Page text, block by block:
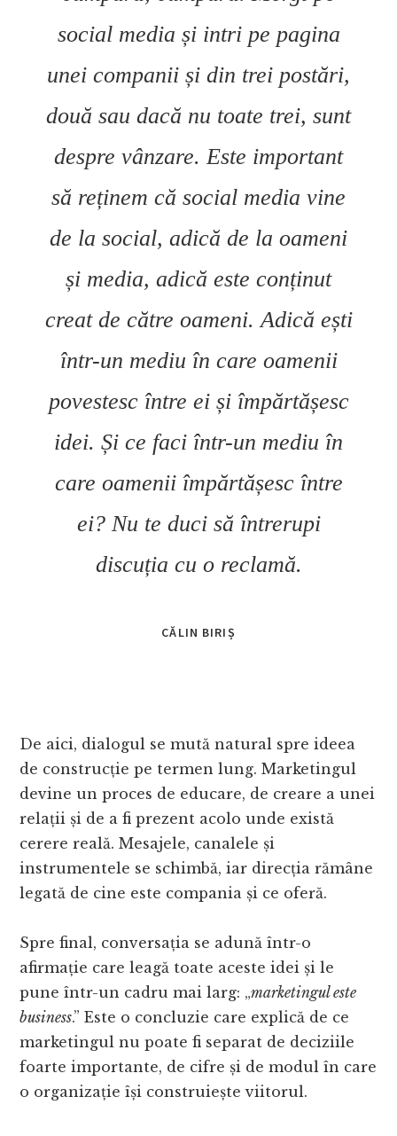
social media și intri pe pagina
unei companii și din trei postări,
două sau dacă nu toate trei, sunt
despre vânzare. Este important
să reținem că social media vine
de la social, adică de la oameni
și media, adică este conținut
creat de către oameni. Adică ești
într-un mediu în care oamenii
povestesc între ei și împărtășesc
idei. Și ce faci într-un mediu în
care oamenii împărtășesc între
ei? Nu te duci să întrerupi
discuția cu o reclamă.
CĂLIN BIRIȘ
De aici, dialogul se mută natural spre ideea
de construcție pe termen lung. Marketingul
devine un proces de educare, de creare a unei
relații și de a fi prezent acolo unde există
cerere reală. Mesajele, canalele și
instrumentele se schimbă, iar direcția rămâne
legată de cine este compania și ce oferă.
Spre final, conversația se adună într-o
afirmație care leagă toate aceste idei și le
pune într-un cadru mai larg: „marketingul este
business.” Este o concluzie care explică de ce
marketingul nu poate fi separat de deciziile
foarte importante, de cifre și de modul în care
o organizație își construiește viitorul.